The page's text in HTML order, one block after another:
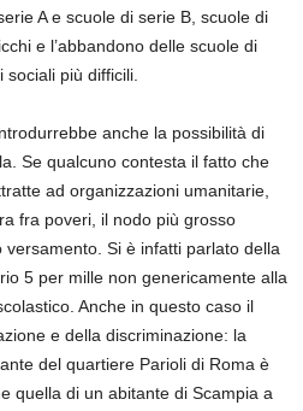
A e scuole di serie B, scuole di
e l’abbandono delle scuole di
più difficili.
anche la possibilità di
Se qualcuno contesta il fatto che
ad organizzazioni umanitarie,
fra poveri, il nodo più grosso
Si è infatti parlato della
5 per mille non genericamente alla
Anche in questo caso il
e della discriminazione: la
del quartiere Parioli di Roma è
quella di un abitante di Scampia a